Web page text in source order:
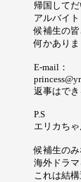
帰国して
アルバイ
候補生の
何かあり
E-mail：
返事はで
P.S
エリカち
候補生の
海外ドラ
これは結